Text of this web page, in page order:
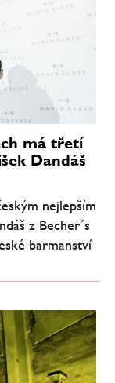
má třetí
Dandáš
nejlepším
z Becher´s
barmanství